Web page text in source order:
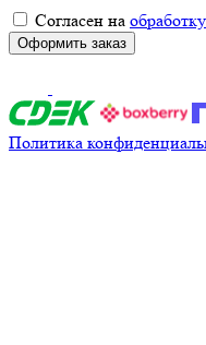
Согласен на
Оформить заказ
Политика